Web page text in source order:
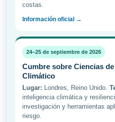
costas.
Información oficial →
24–25 de septiembre de 2026
Cumbre sobre Ciencias
Climático
Lugar: Londres, Reino Unido.
inteligencia climática y
investigación y herramientas
riesgo.